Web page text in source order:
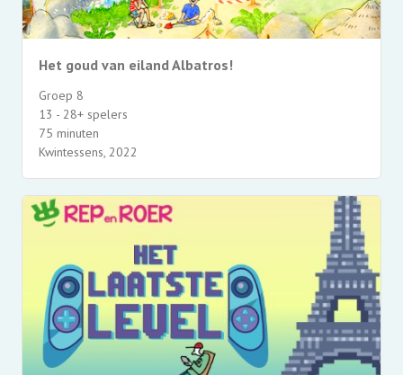
Het goud van eiland Albatros!
Groep 8
13 - 28+ spelers
75 minuten
Kwintessens, 2022